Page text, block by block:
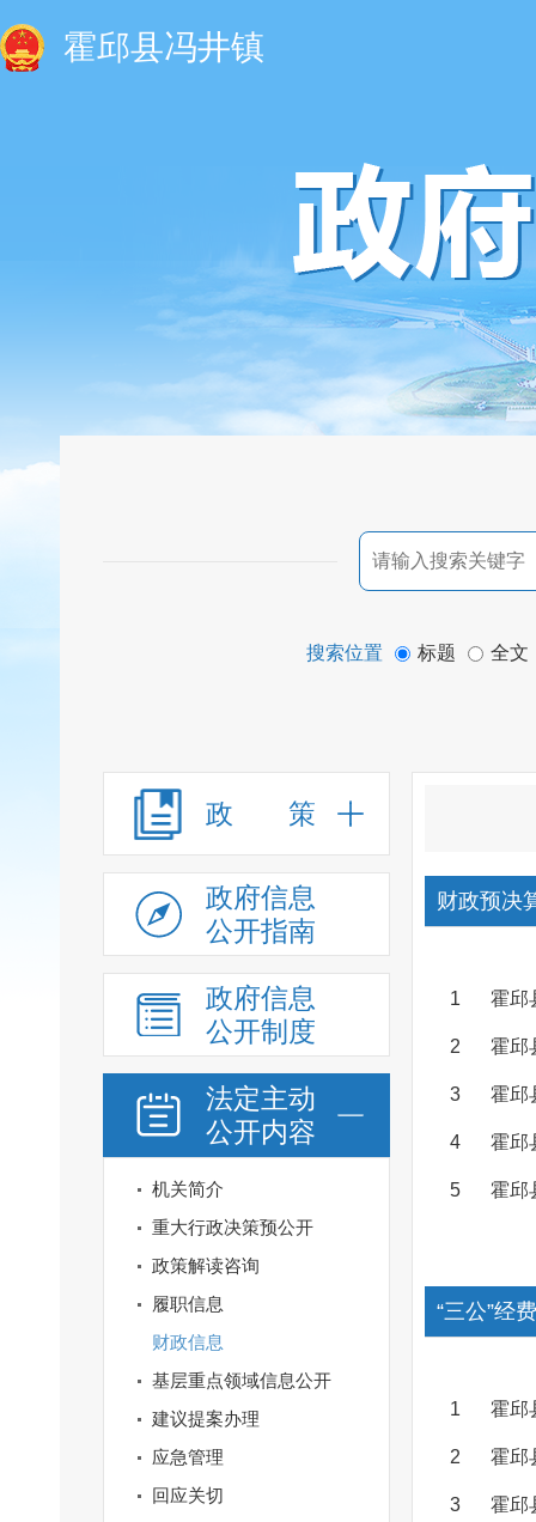
霍邱县冯井镇
搜索位置 标题 全文
政 策
政府信息
公开指南
政府信息
公开制度
法定主动
公开内容
机关简介
重大行政决策预公开
政策解读咨询
履职信息
财政信息
基层重点领域信息公开
建议提案办理
应急管理
回应关切
财政预决
1 霍邱
2 霍邱
3 霍邱
4 霍邱
5 霍邱
“三公”经
1 霍邱
2 霍邱
3 霍邱